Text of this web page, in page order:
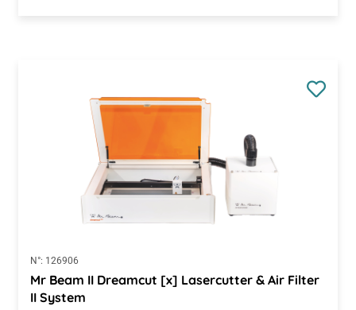
N°: 126906
Mr Beam II Dreamcut [x] Lasercutter & Air Filter
II System